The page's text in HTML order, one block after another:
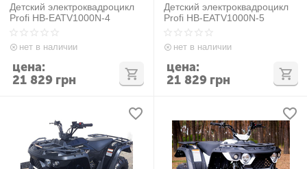
Детский электроквадроцикл
Profi HB-EATV1000N-4
нет в наличии
21 829 грн
цена:
Детский электроквадроцикл
Profi HB-EATV1000N-5
нет в наличии
21 829 грн
цена: